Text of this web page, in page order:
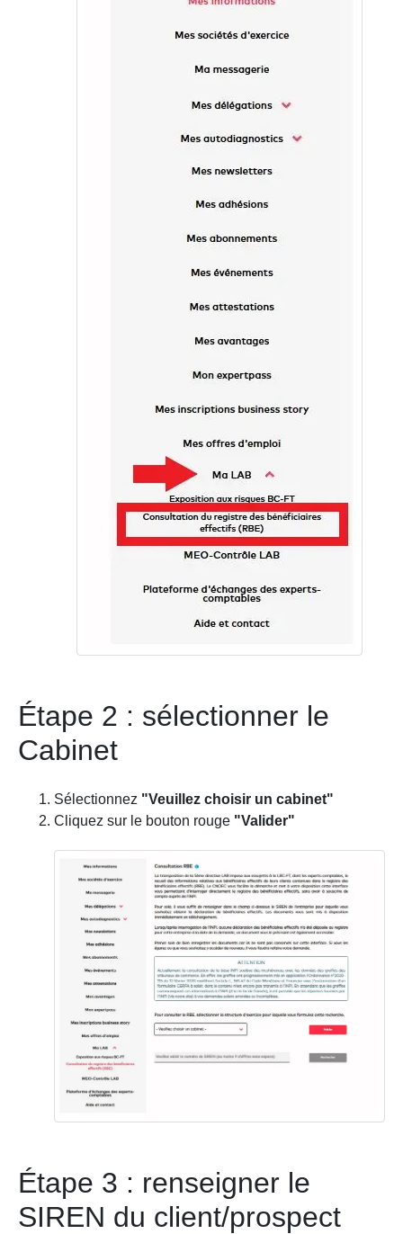
Étape 2 : sélectionner le
Cabinet
Sélectionnez "Veuillez choisir un cabinet"
Cliquez sur le bouton rouge "Valider"
Étape 3 : renseigner le
SIREN du client/prospect